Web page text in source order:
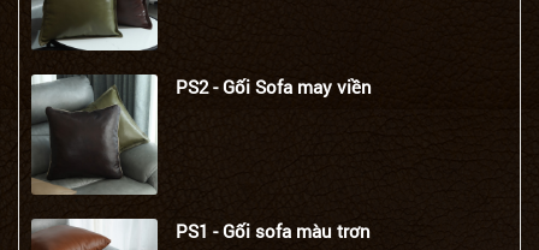
PS2 - Gối Sofa may viền
PS1 - Gối sofa màu trơn